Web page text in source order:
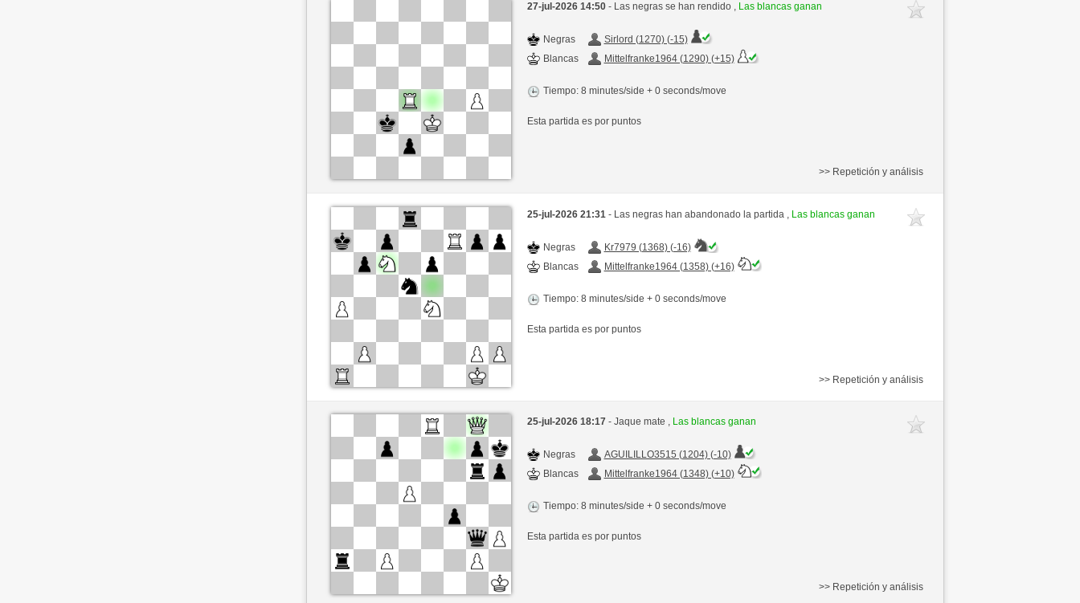
27-jul-2026 14:50 - Las negras se han rendido , Las blancas ganan
Negras
Sirlord (1270) (-15)
Blancas
Mittelfranke1964 (1290) (+15)
Tiempo: 8 minutes/side + 0 seconds/move
Esta partida es por puntos
>> Repetición y análisis
25-jul-2026 21:31 - Las negras han abandonado la partida , Las blancas ganan
Negras
Kr7979 (1368) (-16)
Blancas
Mittelfranke1964 (1358) (+16)
Tiempo: 8 minutes/side + 0 seconds/move
Esta partida es por puntos
>> Repetición y análisis
25-jul-2026 18:17 - Jaque mate , Las blancas ganan
Negras
AGUILILLO3515 (1204) (-10)
Blancas
Mittelfranke1964 (1348) (+10)
Tiempo: 8 minutes/side + 0 seconds/move
Esta partida es por puntos
>> Repetición y análisis